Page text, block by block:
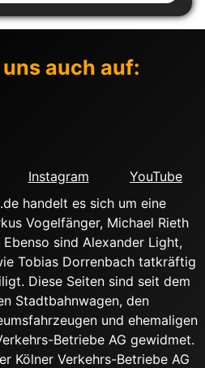
auch auf:
Instagram
YouTube
handelt es sich um eine
Vogelfänger, Michael Rieth
sind Alexander Light,
Tobias Dorrenbach tatkräftig
Diese Seiten sind seit dem
Stadtbahnwagen, den
und ehemaligen
Betriebe AG gewidmet.
Kölner Verkehrs-Betriebe AG